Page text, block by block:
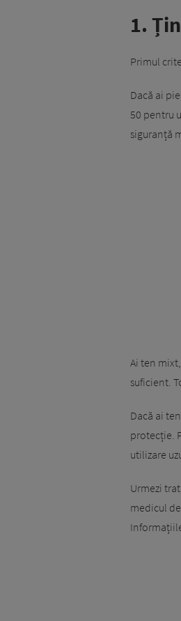
1.
Primul
Dacă ai
50 pentru
siguranță
Ai ten
suficient.
Dacă ai
protecție.
utilizare
Urmezi
medicul